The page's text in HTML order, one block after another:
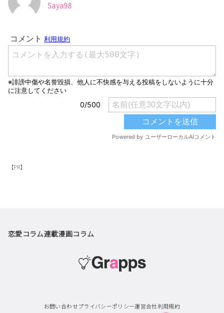
Saya98
【PR】
恋愛コラム連載漫画コラム
お問い合わせプライバシーポリシー運営会社利用規約